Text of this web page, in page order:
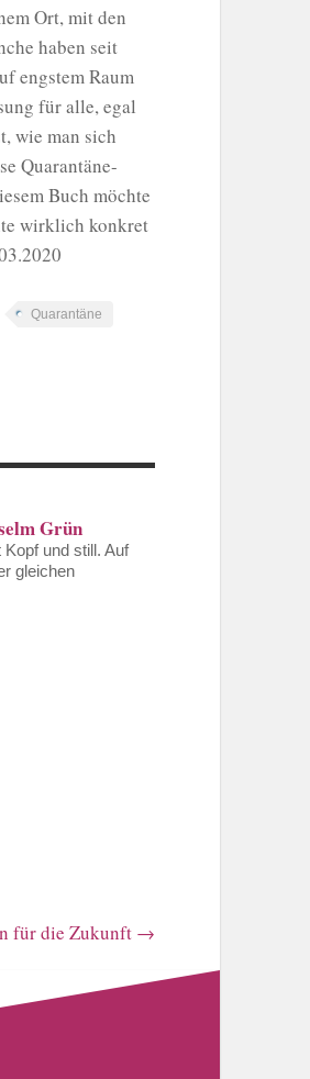
Ort, mit den
haben seit
engstem Raum
für alle, egal
wie man sich
Quarantäne-
Buch möchte
wirklich konkret
Quarantäne
Grün
und still. Auf
gleichen
für die Zukunft →